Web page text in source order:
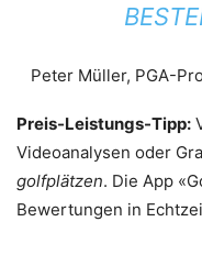
Peter Müller, PGA-
Preis-Leistungs-Tipp:
Videoanalysen oder
golfplätzen. Die App
Bewertungen in